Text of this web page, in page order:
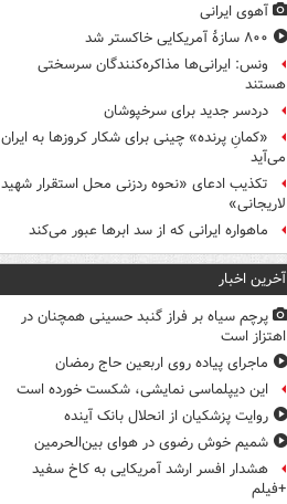
آهوی ایرانی
۸۰۰ سازۀ آمریکایی خاکستر شد
ونس: ایرانی‌ها مذاکره‌کنندگان سرسختی
هستند
دردسر جدید برای سرخپوشان
«کمانِ پرنده» چینی برای شکار کروزها به ایران
می‌آید
تکذیب ادعای «نحوه ردزنی محل استقرار شهید
لاریجانی»
ماهواره ایرانی که از سد ابرها عبور می‌کند
آخرین اخبار
پرچم سیاه بر فراز گنبد حسینی همچنان در
اهتزاز است
ماجرای پیاده روی اربعین حاج رمضان
این دیپلماسی نمایشی، شکست خورده است
روایت پزشکیان از انحلال بانک آینده
شمیم خوش رضوی در هوای بین‌الحرمین
هشدار افسر ارشد آمریکایی به کاخ سفید
+فیلم